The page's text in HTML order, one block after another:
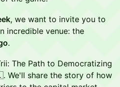
, we want to invite you to
incredible venue: the
.
The Path to Democratizing
We'll share the story of how